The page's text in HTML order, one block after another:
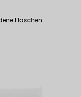
Flaschen